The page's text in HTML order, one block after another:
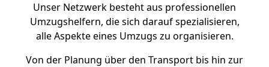
Unser Netzwerk besteht aus professionellen
Umzugshelfern, die sich darauf spezialisieren,
alle Aspekte eines Umzugs zu organisieren.
Von der Planung über den Transport bis hin zur